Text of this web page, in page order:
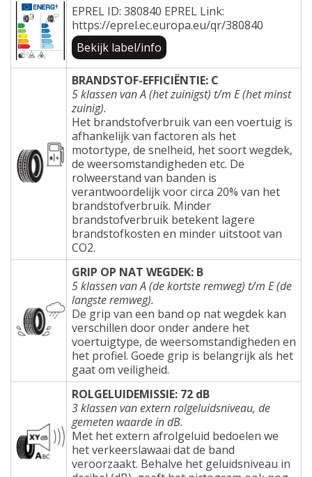
EPREL ID: 380840 EPREL Link:
https://eprel.ec.europa.eu/qr/380840
Bekijk label/info
BRANDSTOF-EFFICIËNTIE: C
5 klassen van A (het zuinigst) t/m E (het minst
zuinig).
Het brandstofverbruik van een voertuig is
afhankelijk van factoren als het
motortype, de snelheid, het soort wegdek,
de weersomstandigheden etc. De
rolweerstand van banden is
verantwoordelijk voor circa 20% van het
brandstofverbruik. Minder
brandstofverbruik betekent lagere
brandstofkosten en minder uitstoot van
CO2.
GRIP OP NAT WEGDEK: B
5 klassen van A (de kortste remweg) t/m E (de
langste remweg).
De grip van een band op nat wegdek kan
verschillen door onder andere het
voertuigtype, de weersomstandigheden en
het profiel. Goede grip is belangrijk als het
gaat om veiligheid.
ROLGELUIDEMISSIE: 72 dB
3 klassen van extern rolgeluidsniveau, de
gemeten waarde in dB.
Met het extern afrolgeluid bedoelen we
het verkeerslawaai dat de band
veroorzaakt. Behalve het geluidsniveau in